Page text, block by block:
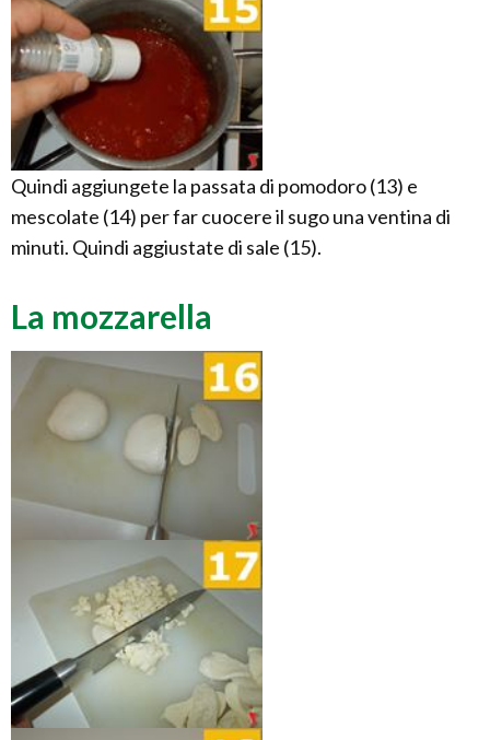
Quindi aggiungete la passata di pomodoro (13) e
mescolate (14) per far cuocere il sugo una ventina di
minuti. Quindi aggiustate di sale (15).
La mozzarella